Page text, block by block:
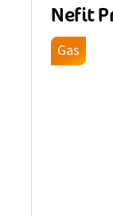
Nefit
Gas